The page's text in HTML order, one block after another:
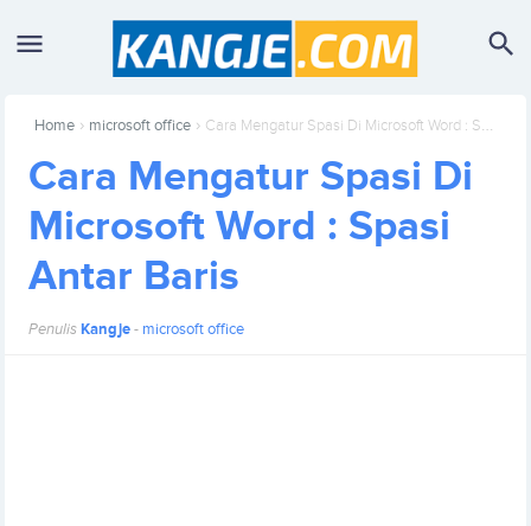
Home › microsoft office › Cara Mengatur Spasi Di Microsoft Word : Spasi Antar Baris
Cara Mengatur Spasi Di
Microsoft Word : Spasi
Antar Baris
PenulisKangje- microsoft office